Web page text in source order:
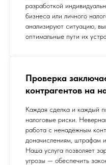
разработкой
бизнеса или личного
анализируют ситуацию,
оптимальные пути их
Проверка
контрагентов на
Каждая сделка и каждый
налоговые риски.
работа с ненадёжным
доначислениям,
Наша услуга позволяет
угрозы — обеспечить